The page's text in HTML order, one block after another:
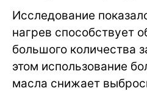
Исследование
нагрев способствует
большого количества
этом использование
масла снижает